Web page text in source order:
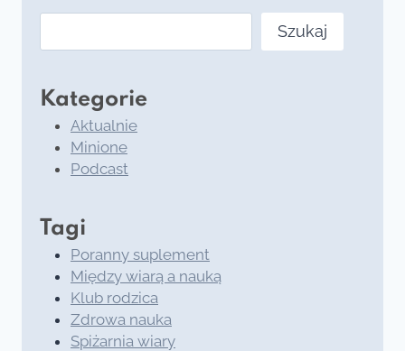
Szukaj
Kategorie
Aktualnie
Minione
Podcast
Tagi
Poranny suplement
Między wiarą a nauką
Klub rodzica
Zdrowa nauka
Spiżarnia wiary